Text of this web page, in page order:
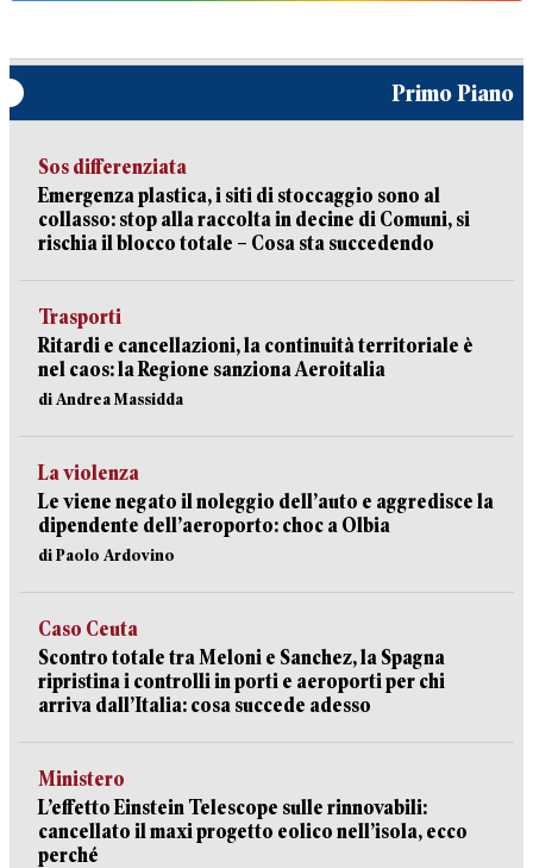
Primo Piano
Sos differenziata
Emergenza plastica, i siti di stoccaggio sono al
collasso: stop alla raccolta in decine di Comuni, si
rischia il blocco totale – Cosa sta succedendo
Trasporti
Ritardi e cancellazioni, la continuità territoriale è
nel caos: la Regione sanziona Aeroitalia
di Andrea Massidda
La violenza
Le viene negato il noleggio dell’auto e aggredisce la
dipendente dell’aeroporto: choc a Olbia
di Paolo Ardovino
Caso Ceuta
Scontro totale tra Meloni e Sanchez, la Spagna
ripristina i controlli in porti e aeroporti per chi
arriva dall’Italia: cosa succede adesso
Ministero
L’effetto Einstein Telescope sulle rinnovabili:
cancellato il maxi progetto eolico nell’isola, ecco
perché